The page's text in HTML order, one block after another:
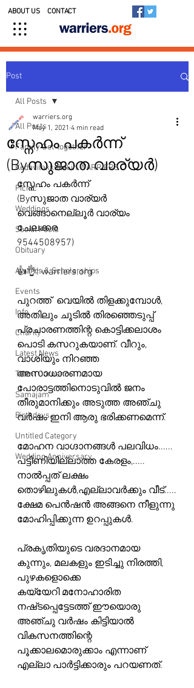
ABOUT US CONTACT
Post
All Posts
Family Get-together
Kedavilakkukal in WARRIERS
Picnic
Weddings
Social Posts
Obituary
Awards & Scholarships
Events
Info
Charity
Latest News
Talent Corner
Samajam
Birthdays
Untitled Category
Wedding Anniversary
All Posts
സ്നേഹം പകർന്ന്
(Byസുജാത വാര്യർ)
warriers.org
May 1, 2021 4 min read
സ്നേഹം പകർന്ന്
(Byസുജാത വാര്യർ
വെങ്ങാനെല്ലൂർ വാര്യം
ചേലക്കര
9544508957)
👍👌: warriers.org
പുറത്ത്  വെയിൽ തിളക്കുമ്പോൾ,
അതിലും ചൂടിൽ തിരഞ്ഞെടുപ്പ്
പ്രചാരണത്തിന്റ കൊട്ടിക്കലാശം
പൊടി കസറുകയാണ്. വീറും,
വാശിയും നിറഞ്ഞ
അസാധാരണമായ
പോരാട്ടത്തിനൊടുവിൽ ജനം
തീരുമാനിക്കും അടുത്ത അഞ്ചു
വർഷം ഇനി ആരു ഭരിക്കണമെന്ന്.
മോഹന വാഗ്ദാനങ്ങൾ പലവിധം......
പട്ടിണിയില്ലാത്ത കേരളം,.....
നാൽപ്പത് ലക്ഷം
തൊഴിലുകൾ,എല്ലാവർക്കും വീട്.....
ക്ഷേമ പെൻഷൻ അങ്ങനെ നീളുന്നു
മോഹിപ്പിക്കുന്ന ഉറപ്പുകൾ.
പ്രകൃതിയുടെ വരദാനമായ
കുന്നും, മലകളും ഇടിച്ചു നിരത്തി,
പുഴകളൊക്കെ
കയ്യേറി മനോഹാരിത
നഷ്‌ടപ്പെട്ടേടത്ത് ഈയൊരു
അഞ്ചു വർഷം കിട്ടിയാൽ
വികസനത്തിന്റെ
പൂക്കാലമൊരുക്കാം എന്നാണ്
എല്ലാ പാർട്ടിക്കാരും പറയണത്.